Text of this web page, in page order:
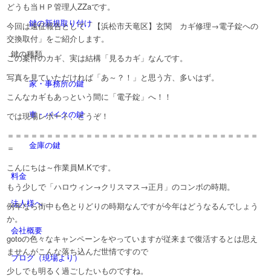
鍵の新規取り付け
鍵の種類
家・事務所の鍵
車・バイクの鍵
金庫の鍵
料金
法人様へ
会社概要
ブログ（現場より）
どうも当ＨＰ管理人ZZaです。
今回は遠征報告として「【浜松市天竜区】玄関 カギ修理→電子錠への
交換取付」をご紹介します。
この案件のカギ、実は結構「見るカギ」なんです。
写真を見ていただければ「あ～？！」と思う方、多いはず。
こんなカギもあっという間に「電子錠」へ！！
では現場レポート、どうぞ！
＝＝＝＝＝＝＝＝＝＝＝＝＝＝＝＝＝＝＝＝＝＝＝＝＝＝＝＝＝＝＝＝
＝
こんにちは～作業員M.Kです。
もう少しで「ハロウィン→クリスマス→正月」のコンボの時期。
例年なら街中も色とりどりの時期なんですが今年はどうなるんでしょう
か。
gotoの色々なキャンペーンをやっていますが従来まで復活するとは思え
ませんがこんな落ち込んだ世情ですので
少しでも明るく過ごしたいものですね。